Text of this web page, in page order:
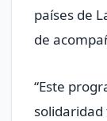
países de
de
“Este